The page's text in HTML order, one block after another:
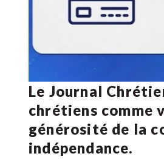
Le Journal
chrétiens comme
générosité de la
indépendance.